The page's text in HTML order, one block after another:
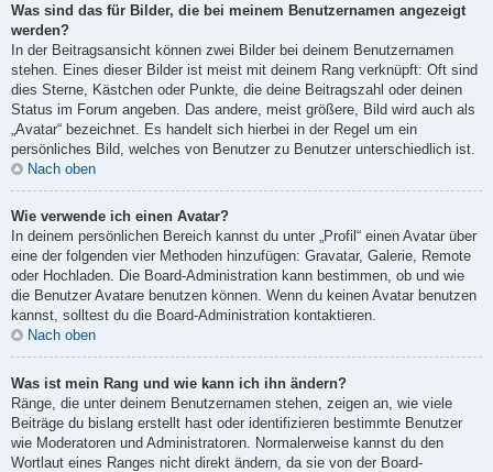
Was sind das für Bilder, die bei meinem Benutzernamen angezeigt
werden?
In der Beitragsansicht können zwei Bilder bei deinem Benutzernamen
stehen. Eines dieser Bilder ist meist mit deinem Rang verknüpft: Oft sind
dies Sterne, Kästchen oder Punkte, die deine Beitragszahl oder deinen
Status im Forum angeben. Das andere, meist größere, Bild wird auch als
„Avatar“ bezeichnet. Es handelt sich hierbei in der Regel um ein
persönliches Bild, welches von Benutzer zu Benutzer unterschiedlich ist.
Nach oben
Wie verwende ich einen Avatar?
In deinem persönlichen Bereich kannst du unter „Profil“ einen Avatar über
eine der folgenden vier Methoden hinzufügen: Gravatar, Galerie, Remote
oder Hochladen. Die Board-Administration kann bestimmen, ob und wie
die Benutzer Avatare benutzen können. Wenn du keinen Avatar benutzen
kannst, solltest du die Board-Administration kontaktieren.
Nach oben
Was ist mein Rang und wie kann ich ihn ändern?
Ränge, die unter deinem Benutzernamen stehen, zeigen an, wie viele
Beiträge du bislang erstellt hast oder identifizieren bestimmte Benutzer
wie Moderatoren und Administratoren. Normalerweise kannst du den
Wortlaut eines Ranges nicht direkt ändern, da sie von der Board-